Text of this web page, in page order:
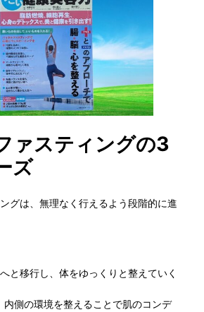
ァスティングの3
ズ
グは、無理なく行えるよう段階的に進
と移行し、体をゆっくりと整えていく
内側の環境を整えることで肌のコンデ